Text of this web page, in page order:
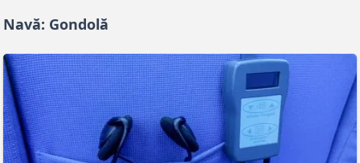
Navă: Gondolă